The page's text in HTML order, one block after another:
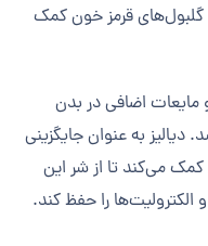
گلبول‌های قرمز خون کمک
و مایعات اضافی در بدن
به عنوان جایگزینی
کمک می‌کند تا از شر این
را حفظ کند.